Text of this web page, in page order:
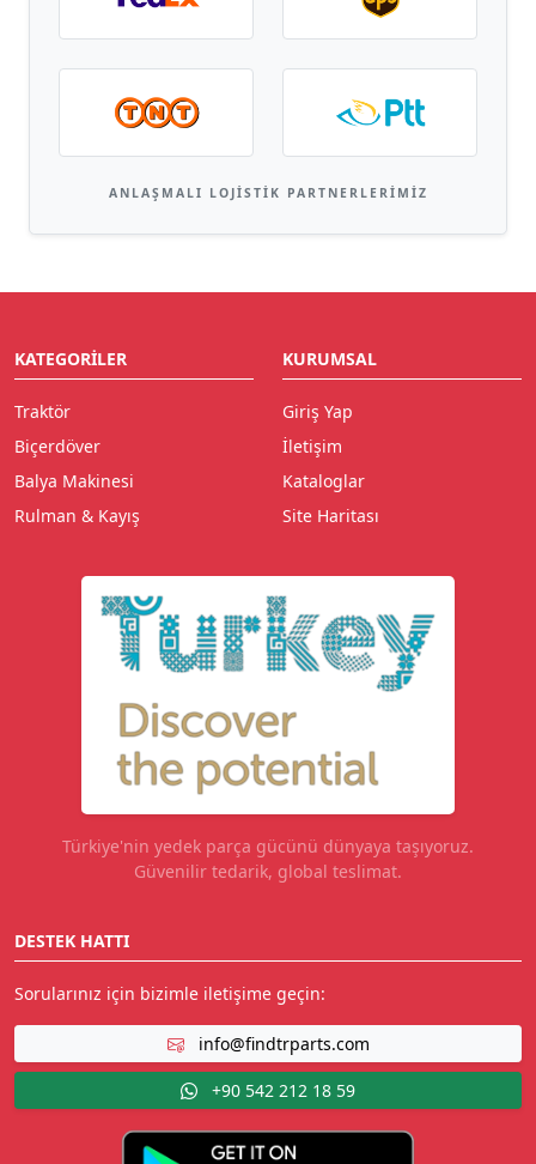
ANLAŞMALI LOJISTIK PARTNERLERIMIZ
KATEGORILER
Traktör
Biçerdöver
Balya Makinesi
Rulman & Kayış
KURUMSAL
Giriş Yap
İletişim
Kataloglar
Site Haritası
Türkiye'nin yedek parça gücünü dünyaya taşıyoruz.
Güvenilir tedarik, global teslimat.
DESTEK HATTI
Sorularınız için bizimle iletişime geçin:
info@findtrparts.com
+90 542 212 18 59